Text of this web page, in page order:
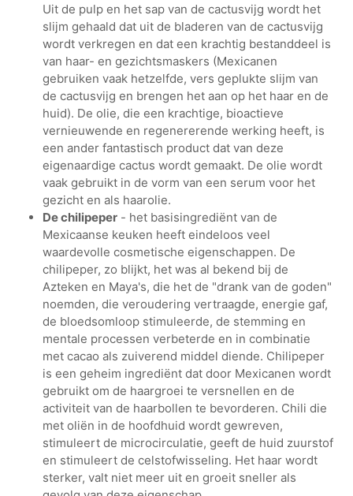
Uit de pulp en het sap van de cactusvijg wordt het
slijm gehaald dat uit de bladeren van de cactusvijg
wordt verkregen en dat een krachtig bestanddeel is
van haar- en gezichtsmaskers (Mexicanen
gebruiken vaak hetzelfde, vers geplukte slijm van
de cactusvijg en brengen het aan op het haar en de
huid). De olie, die een krachtige, bioactieve
vernieuwende en regenererende werking heeft, is
een ander fantastisch product dat van deze
eigenaardige cactus wordt gemaakt. De olie wordt
vaak gebruikt in de vorm van een serum voor het
gezicht en als haarolie.
De chilipeper - het basisingrediënt van de
Mexicaanse keuken heeft eindeloos veel
waardevolle cosmetische eigenschappen. De
chilipeper, zo blijkt, het was al bekend bij de
Azteken en Maya's, die het de "drank van de goden"
noemden, die veroudering vertraagde, energie gaf,
de bloedsomloop stimuleerde, de stemming en
mentale processen verbeterde en in combinatie
met cacao als zuiverend middel diende. Chilipeper
is een geheim ingrediënt dat door Mexicanen wordt
gebruikt om de haargroei te versnellen en de
activiteit van de haarbollen te bevorderen. Chili die
met oliën in de hoofdhuid wordt gewreven,
stimuleert de microcirculatie, geeft de huid zuurstof
en stimuleert de celstofwisseling. Het haar wordt
sterker, valt niet meer uit en groeit sneller als